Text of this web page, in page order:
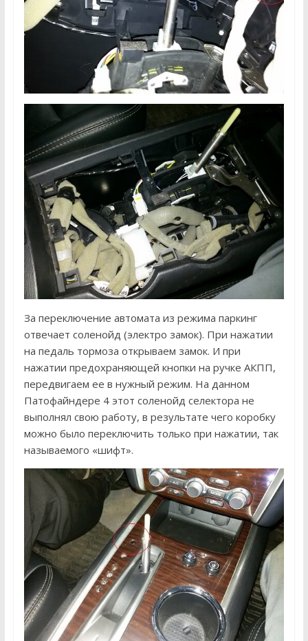
За переключение автомата из режима паркинг
отвечает соленойд (электро замок). При нажатии
на педаль тормоза открываем замок. И при
нажатии предохраняющей кнопки на ручке АКПП,
передвигаем ее в нужный режим. На данном
Патофайндере 4 этот соленойд селектора не
выполнял свою работу, в результате чего коробку
можно было переключить только при нажатии, так
называемого «шифт».